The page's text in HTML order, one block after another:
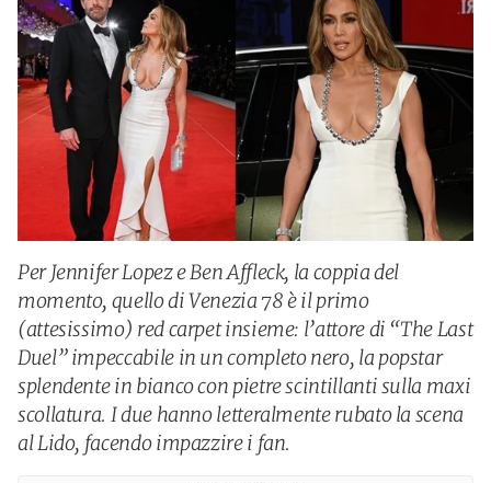
Per Jennifer Lopez e Ben Affleck, la coppia del
momento, quello di Venezia 78 è il primo
(attesissimo) red carpet insieme: l’attore di “The Last
Duel” impeccabile in un completo nero, la popstar
splendente in bianco con pietre scintillanti sulla maxi
scollatura. I due hanno letteralmente rubato la scena
al Lido, facendo impazzire i fan.